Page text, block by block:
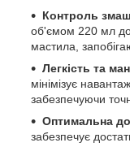
Контроль
об'ємом 220 мл
мастила,
Легкість та
мінімізує
забезпечуючи
Оптимальна
забезпечує